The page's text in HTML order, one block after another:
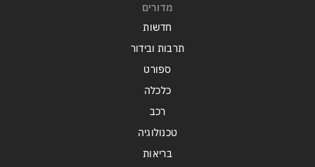
מדורים
חדשות
תרבות ובידור
ספורט
כלכלה
רכב
טכנולוגיה
בריאות